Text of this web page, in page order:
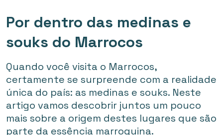
Por dentro das medinas e
souks do Marrocos
Quando você visita o Marrocos,
certamente se surpreende com a realidade
única do país: as medinas e souks. Neste
artigo vamos descobrir juntos um pouco
mais sobre a origem destes lugares que são
parte da essência marroquina.